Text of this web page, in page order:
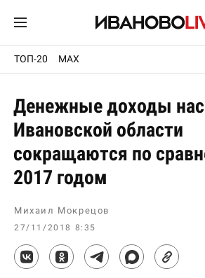
ТОП-20 MAX
Денежные доходы
Ивановской области
сокращаются по
2017 годом
Михаил Мокрецов
27/11/2018 8:35